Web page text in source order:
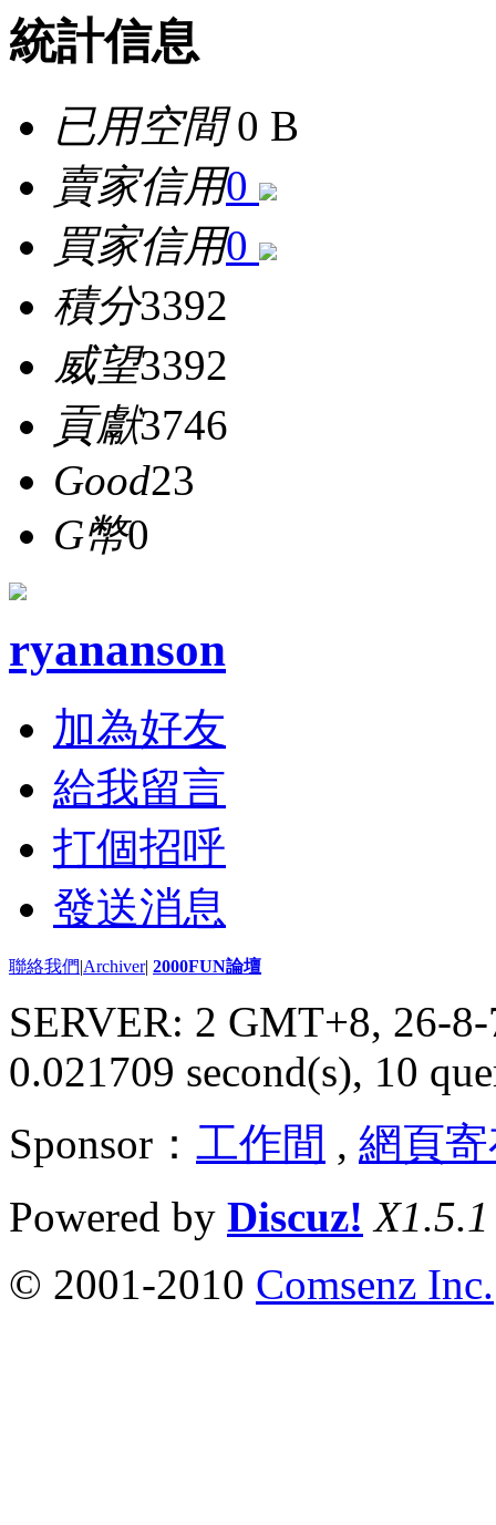
統計信息
已用空間0 B
賣家信用0
買家信用0
積分3392
威望3392
貢獻3746
Good23
G幣0
ryananson
加為好友
給我留言
打個招呼
發送消息
聯絡我們|Archiver| 2000FUN論壇
SERVER: 2 GMT+8, 26-
0.021709 second(s), 10
Sponsor： 工作間 , 網頁
Powered by Discuz! X1.5.1
© 2001-2010 Comsenz Inc.